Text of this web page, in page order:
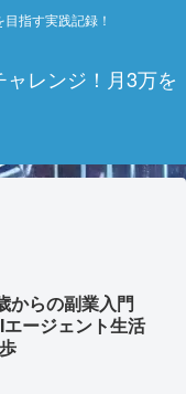
指す実践記録！
レンジ！月3万を
からの副業入門
ージェント生活